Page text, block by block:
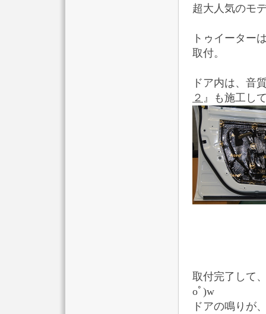
超大人気のモ
トゥイーター
取付。
ドア内は、音
２ 』も施工し
取付完了して
oﾟ)w
ドアの鳴りが